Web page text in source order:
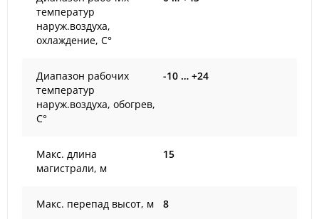
температур
наруж.воздуха,
охлаждение, С°
Диапазон рабочих
температур
наруж.воздуха, обогрев,
С°
-10 … +24
Макс. длина
магистрали, м
15
Макс. перепад высот, м 8